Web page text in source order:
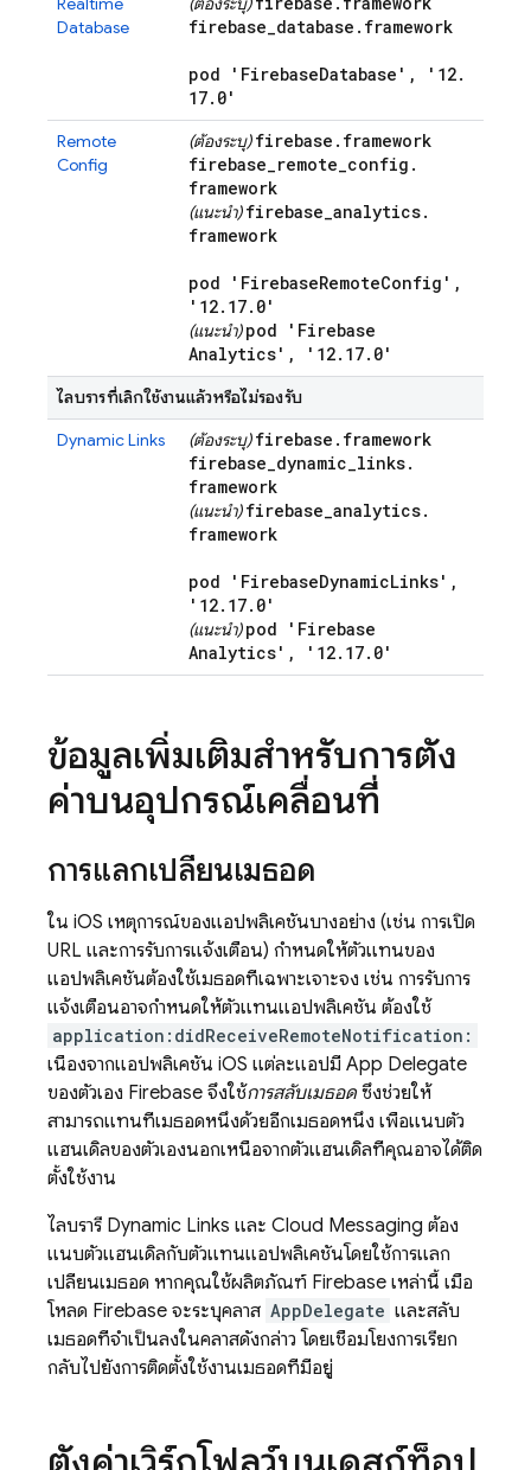
Database
firebase_database . framework
pod 'FirebaseDatabase' , '12.
17. 0'
Remote
Config
(ต้องระบุ) firebase . framework
firebase_remote_config .
framework
(แนะนำ) firebase_analytics.
framework
pod 'FirebaseRemoteConfig' ,
'12. 17. 0'
(แนะนำ) pod 'Firebase
Analytics' , '12. 17. 0'
ไลบรารีที่เลิกใช้งานแล้วหรือไม่รองรับ
Dynamic Links
(ต้องระบุ) firebase . framework
firebase_dynamic_links.
framework
(แนะนำ) firebase_analytics.
framework
pod 'FirebaseDynamicLinks' ,
'12. 17. 0'
(แนะนำ) pod 'Firebase
Analytics' , '12. 17. 0'
ข้อมูลเพิ่มเติมสำหรับการตั้ง
ค่าบนอุปกรณ์เคลื่อนที่
การแลกเปลี่ยนเมธอด
ใน iOS เหตุการณ์ของแอปพลิเคชันบางอย่าง (เช่น การเปิด
URL และการรับการแจ้งเตือน) กําหนดให้ตัวแทนของ
แอปพลิเคชันต้องใช้เมธอดที่เฉพาะเจาะจง เช่น การรับการ
แจ้งเตือนอาจกำหนดให้ตัวแทนแอปพลิเคชัน ต้องใช้
application:didReceiveRemoteNotification:
เนื่องจากแอปพลิเคชัน iOS แต่ละแอปมี App Delegate
ของตัวเอง Firebase จึงใช้การสลับเมธอด ซึ่งช่วยให้
สามารถแทนที่เมธอดหนึ่งด้วยอีกเมธอดหนึ่ง เพื่อแนบตัว
แฮนเดิลของตัวเองนอกเหนือจากตัวแฮนเดิลที่คุณอาจได้ติด
ตั้งใช้งาน
ไลบรารี Dynamic Links และ Cloud Messaging ต้อง
แนบตัวแฮนเดิลกับตัวแทนแอปพลิเคชันโดยใช้การแลก
เปลี่ยนเมธอด หากคุณใช้ผลิตภัณฑ์ Firebase เหล่านี้ เมื่อ
โหลด Firebase จะระบุคลาส AppDelegate และสลับ
เมธอดที่จำเป็นลงในคลาสดังกล่าว โดยเชื่อมโยงการเรียก
กลับไปยังการติดตั้งใช้งานเมธอดที่มีอยู่